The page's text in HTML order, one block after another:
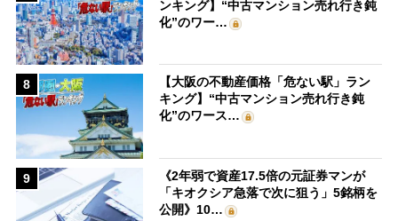
ンキング】“中古マンション売れ行き鈍
化”のワー…
8
【大阪の不動産価格「危ない駅」ラン
キング】“中古マンション売れ行き鈍
化”のワース…
9
《2年弱で資産17.5倍の元証券マンが
「キオクシア急落で次に狙う」5銘柄を
公開》10…